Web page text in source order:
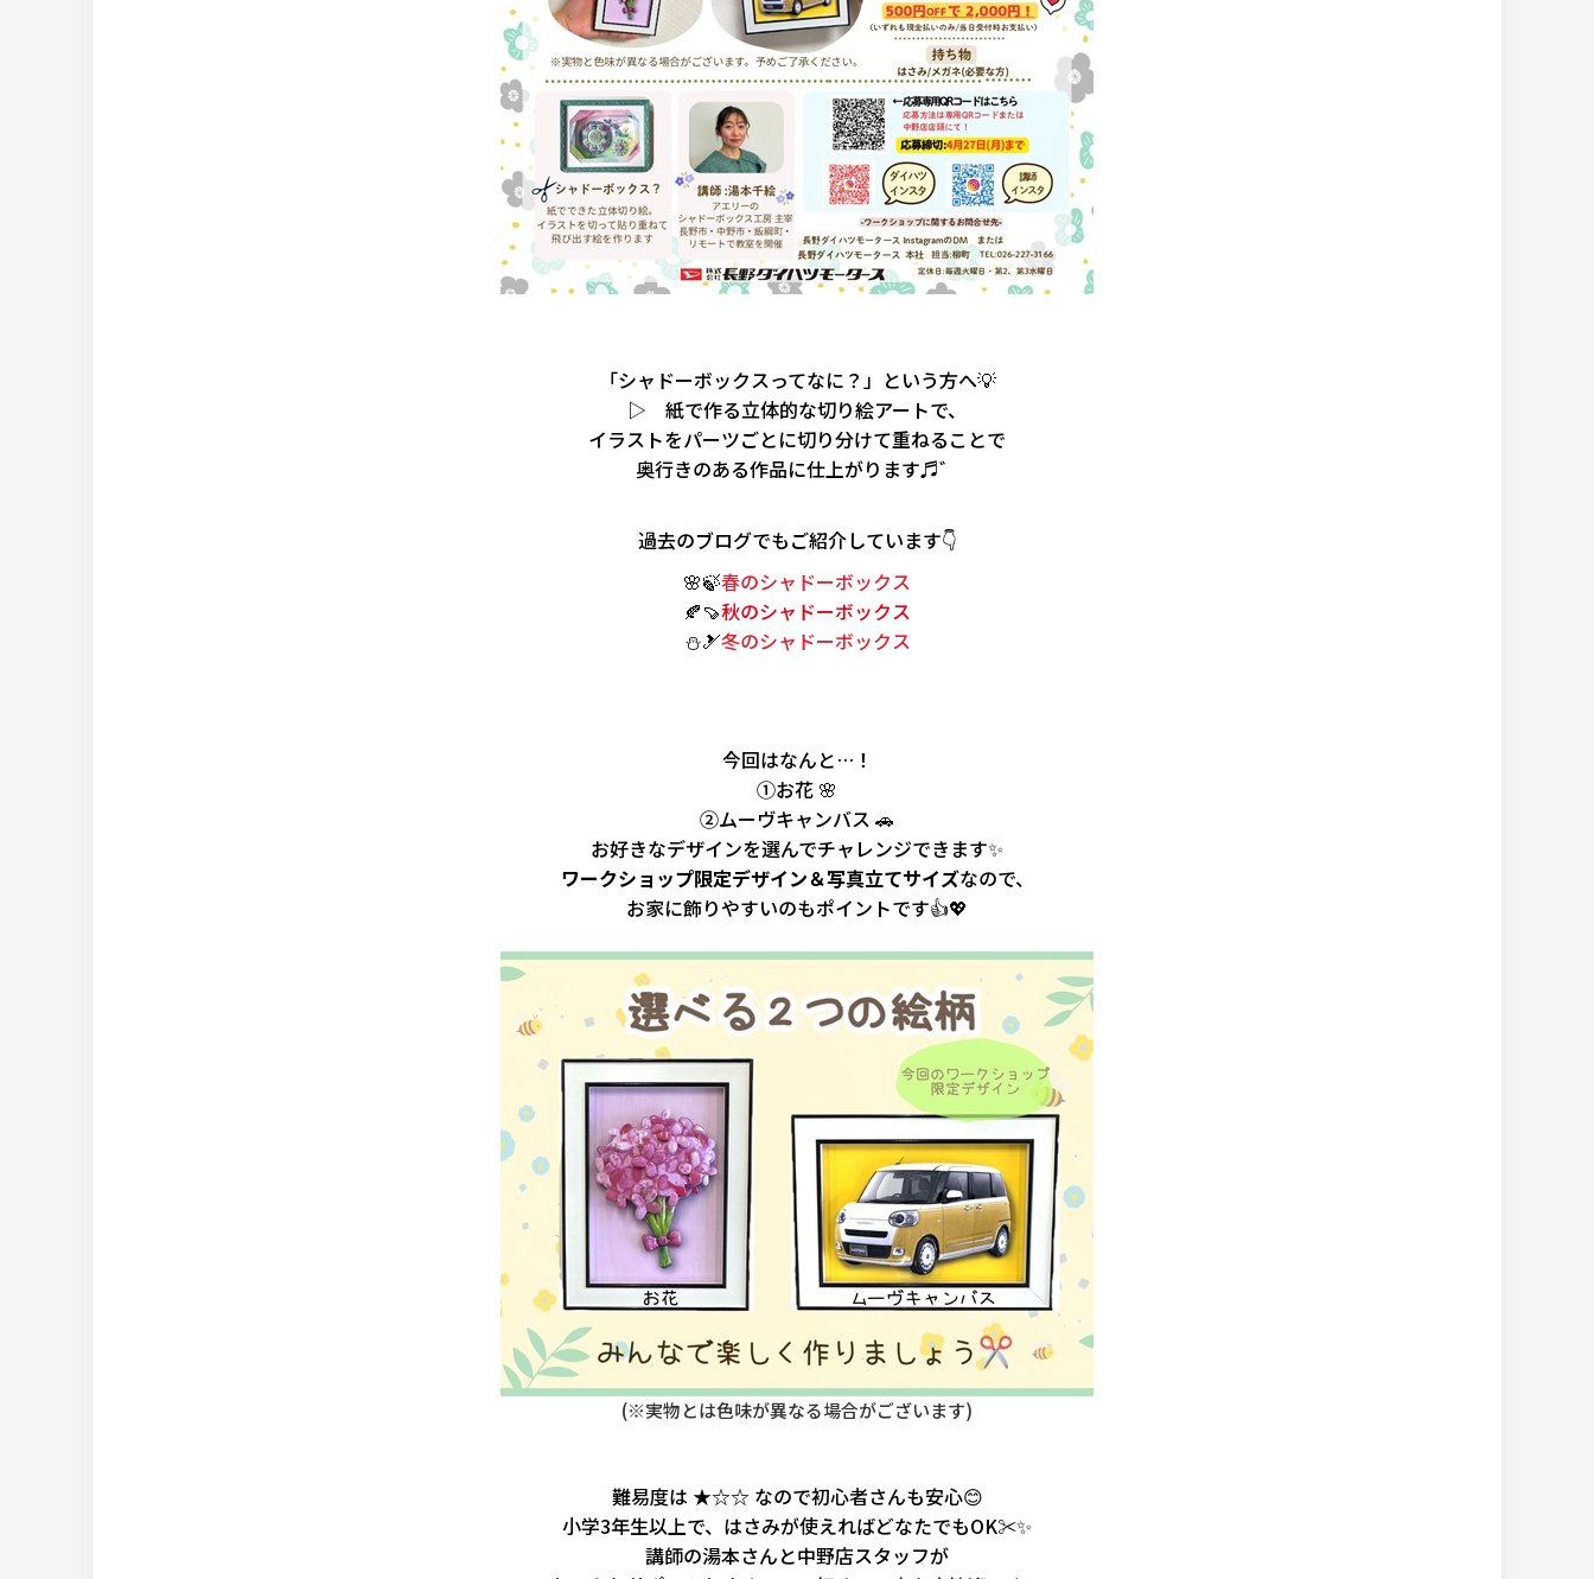
「シャドーボックスってなに？」という方へ💡
▷ 紙で作る立体的な切り絵アートで、
イラストをパーツごとに切り分けて重ねることで
奥行きのある作品に仕上がります♬゛
過去のブログでもご紹介しています👇
🌸🍃春のシャドーボックス
🍂🍠秋のシャドーボックス
⛄🎿冬のシャドーボックス
今回はなんと…！
①お花 🌸
②ムーヴキャンバス 🚗
お好きなデザインを選んでチャレンジできます✨
ワークショップ限定デザイン＆写真立てサイズなので、
お家に飾りやすいのもポイントです👍💖
(※実物とは色味が異なる場合がございます)
難易度は ★☆☆ なので初心者さんも安心😊
小学3年生以上で、はさみが使えればどなたでもOK✂️✨
講師の湯本さんと中野店スタッフが